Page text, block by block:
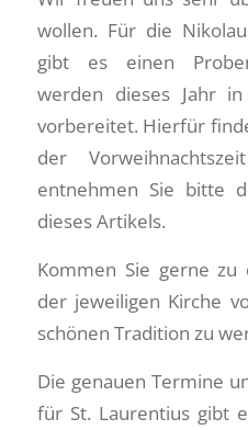
wollen. Für die
gibt es einen
werden dieses Jahr
vorbereitet. Hierfür
der
entnehmen Sie bitte
dieses Artikels.
Kommen Sie gerne
der jeweiligen Kirche
schönen Tradition zu
Die genauen Termine
für St. Laurentius gibt